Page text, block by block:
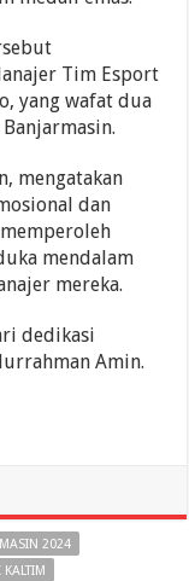
Tim Esport
yang wafat dua
mengatakan
dan
mendalam
mereka.
dedikasi
Amin.
2024
KALTIM